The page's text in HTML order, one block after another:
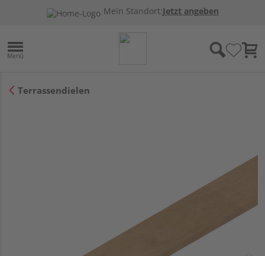
Mein Standort:Jetzt angeben
Terrassendielen